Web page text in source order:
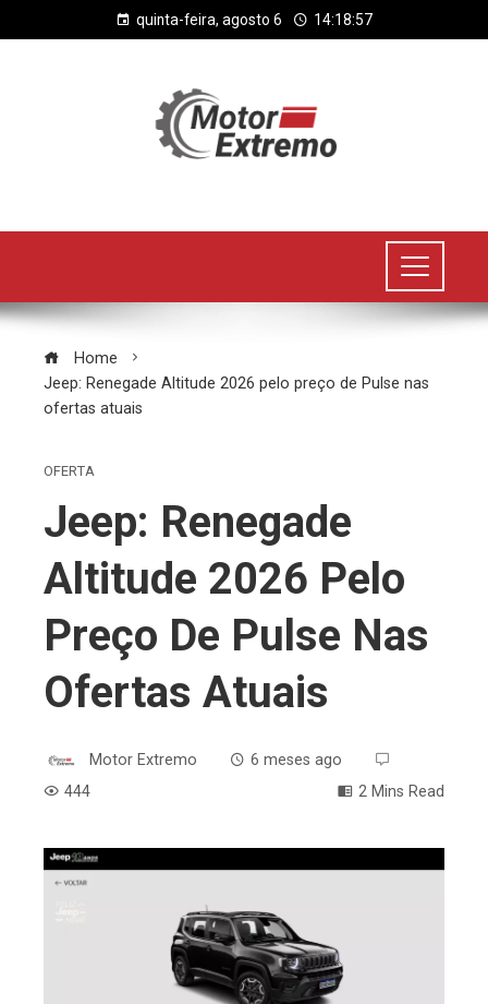
quinta-feira, agosto 6 14:18:57
Home
Jeep: Renegade Altitude 2026 pelo preço de Pulse nas
ofertas atuais
OFERTA
Jeep: Renegade
Altitude 2026 Pelo
Preço De Pulse Nas
Ofertas Atuais
Motor Extremo
6 meses ago
444
2 Mins Read